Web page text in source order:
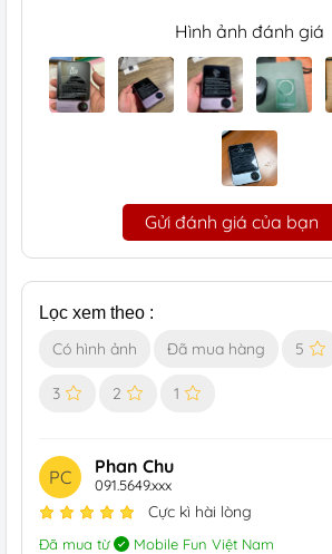
Hình ảnh đánh giá
Gửi đánh giá của bạn
Lọc xem theo :
Có hình ảnh Đã mua hàng 5
3 2 1
PC Phan Chu
091.5649.xxx
Cực kì hài lòng
Đã mua từ Mobile Fun Việt Nam